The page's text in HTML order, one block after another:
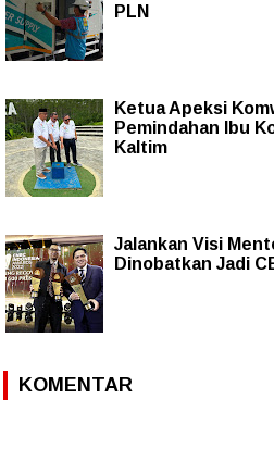
PLN
Ketua Apeksi
Pemindahan Ibu
Kaltim
Jalankan Visi
Dinobatkan Jadi
KOMENTAR